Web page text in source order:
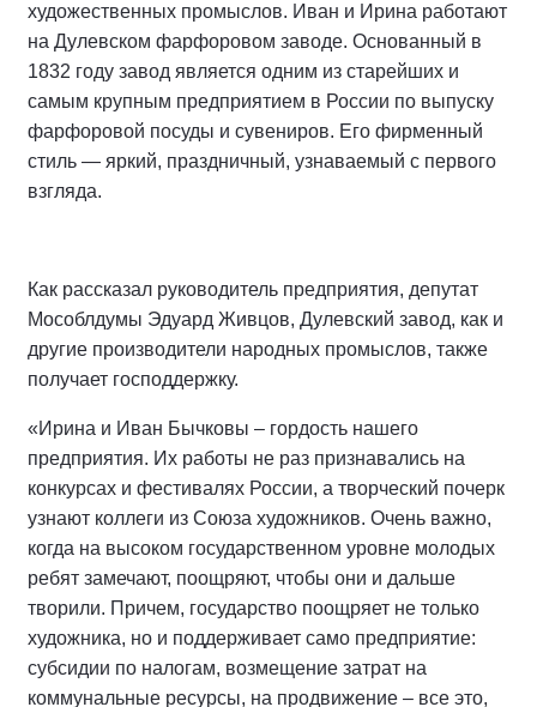
художественных промыслов. Иван и Ирина работают
на Дулевском фарфоровом заводе. Основанный в
1832 году завод является одним из старейших и
самым крупным предприятием в России по выпуску
фарфоровой посуды и сувениров. Его фирменный
стиль — яркий, праздничный, узнаваемый с первого
взгляда.
Как рассказал руководитель предприятия, депутат
Мособлдумы Эдуард Живцов, Дулевский завод, как и
другие производители народных промыслов, также
получает господдержку.
«Ирина и Иван Бычковы – гордость нашего
предприятия. Их работы не раз признавались на
конкурсах и фестивалях России, а творческий почерк
узнают коллеги из Союза художников. Очень важно,
когда на высоком государственном уровне молодых
ребят замечают, поощряют, чтобы они и дальше
творили. Причем, государство поощряет не только
художника, но и поддерживает само предприятие:
субсидии по налогам, возмещение затрат на
коммунальные ресурсы, на продвижение – все это,